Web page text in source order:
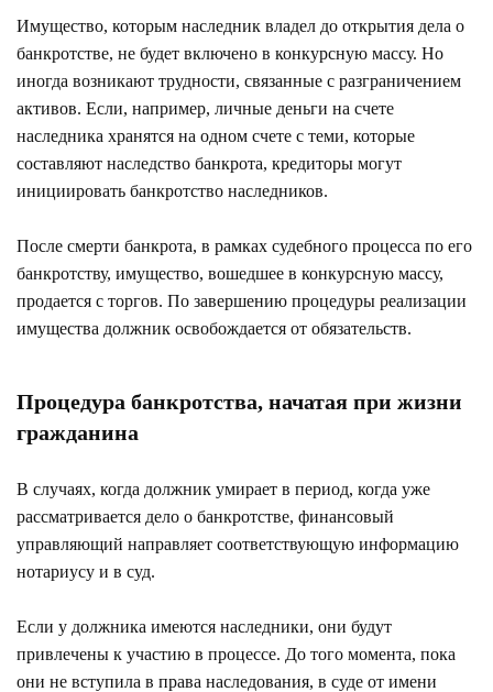
Имущество, которым наследник владел до открытия дела о
банкротстве, не будет включено в конкурсную массу. Но
иногда возникают трудности, связанные с разграничением
активов. Если, например, личные деньги на счете
наследника хранятся на одном счете с теми, которые
составляют наследство банкрота, кредиторы могут
инициировать банкротство наследников.
После смерти банкрота, в рамках судебного процесса по его
банкротству, имущество, вошедшее в конкурсную массу,
продается с торгов. По завершению процедуры реализации
имущества должник освобождается от обязательств.
Процедура банкротства, начатая при жизни
гражданина
В случаях, когда должник умирает в период, когда уже
рассматривается дело о банкротстве, финансовый
управляющий направляет соответствующую информацию
нотариусу и в суд.
Если у должника имеются наследники, они будут
привлечены к участию в процессе. До того момента, пока
они не вступила в права наследования, в суде от имени